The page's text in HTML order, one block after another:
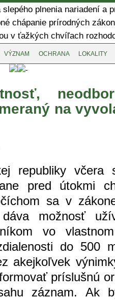
slepého plnenia nariadení a
chápanie prírodných
v ťažkých chvíľach
VÝZNAM OCHRANA LOKALITY
na
republiky včera
pred útokmi
sa v
možnosť
vo
do 500
akejkoľvek
príslušnú
záznam. Ak